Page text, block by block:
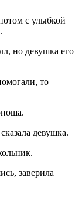
с улыбкой
но девушка его
то
девушка.
заверила